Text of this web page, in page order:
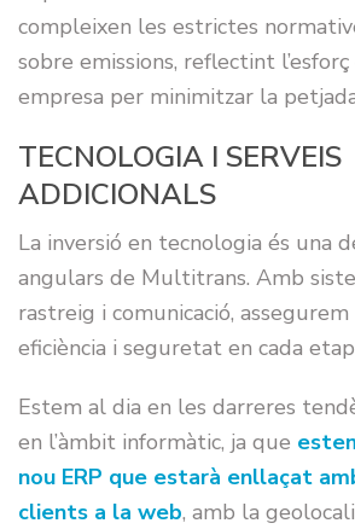
compleixen les estrictes
sobre emissions, reflectint
empresa per minimitzar la
TECNOLOGIA I SERVEIS
ADDICIONALS
La inversió en tecnologia és una
angulars de Multitrans. Amb
rastreig i comunicació,
eficiència i seguretat en cada
Estem al dia en les darreres
en l’àmbit informàtic, ja que
nou ERP que estarà enllaçat
clients a la web, amb la